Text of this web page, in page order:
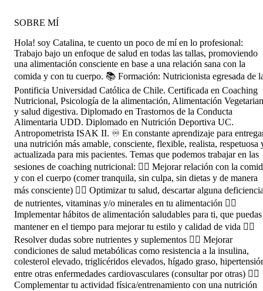
recomendaría mil veces!
SOBRE MÍ
Hola! soy Catalina, te cuento un poco de mí en lo profesional:
Trabajo bajo un enfoque de salud en todas las tallas, promoviendo
una alimentación consciente en base a una relación sana con la
comida y con tu cuerpo. 📚 Formación: Nutricionista egresada de
Pontificia Universidad Católica de Chile. Certificada en Coaching
Nutricional, Psicología de la alimentación, Alimentación
y salud digestiva. Diplomado en Trastornos de la Conducta
Alimentaria UDD. Diplomado en Nutrición Deportiva UC.
Antropometrista ISAK II. ♾️ En constante aprendizaje para
una nutrición más amable, consciente, flexible, realista, respetuosa
actualizada para mis pacientes. Temas que podemos trabajar en las
sesiones de coaching nutricional: 👉🏼 Mejorar relación con la
y con el cuerpo (comer tranquila, sin culpa, sin dietas y de manera
más consciente) 👉🏼 Optimizar tu salud, descartar alguna
de nutrientes, vitaminas y/o minerales en tu alimentación 👉🏼
Implementar hábitos de alimentación saludables para ti, que puedas
mantener en el tiempo para mejorar tu estilo y calidad de vida 👉🏼
Resolver dudas sobre nutrientes y suplementos 👉🏼 Mejorar
condiciones de salud metabólicas como resistencia a la insulina,
colesterol elevado, triglicéridos elevados, hígado graso,
entre otras enfermedades cardiovasculares (consultar por otras) 👉🏼
Complementar tu actividad física/entrenamiento con una nutrición